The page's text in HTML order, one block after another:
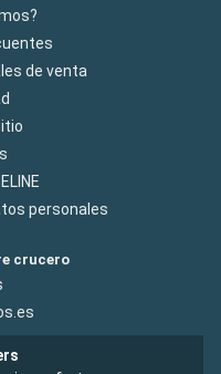
de venta
personales
crucero